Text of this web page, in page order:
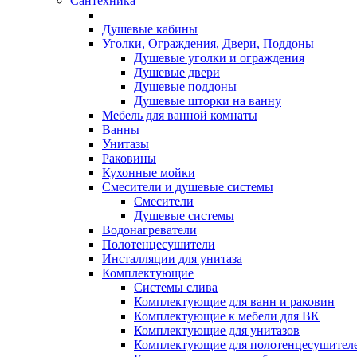
Душевые кабины
Уголки, Ограждения, Двери, Поддоны
Душевые уголки и ограждения
Душевые двери
Душевые поддоны
Душевые шторки на ванну
Мебель для ванной комнаты
Ванны
Унитазы
Раковины
Кухонные мойки
Смесители и душевые системы
Смесители
Душевые системы
Водонагреватели
Полотенцесушители
Инсталляции для унитаза
Комплектующие
Системы слива
Комплектующие для ванн и раковин
Комплектующие к мебели для ВК
Комплектующие для унитазов
Комплектующие для